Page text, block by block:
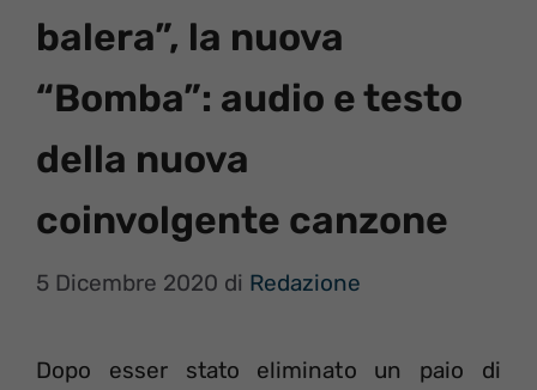
balera”, la nuova
“Bomba”: audio e testo
della nuova
coinvolgente canzone
5 Dicembre 2020 di Redazione
Dopo esser stato eliminato un paio di